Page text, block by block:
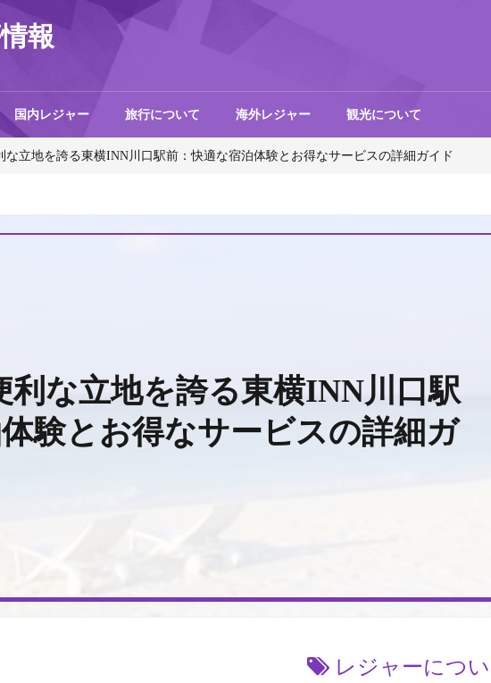
報
国内レジャー 旅行について 海外レジャー 観光について
な立地を誇る東横INN川口駅前：快適な宿泊体験とお得なサービスの詳細ガイド
利な立地を誇る東横INN川口駅
験とお得なサービスの詳細ガ
レジャーにつ